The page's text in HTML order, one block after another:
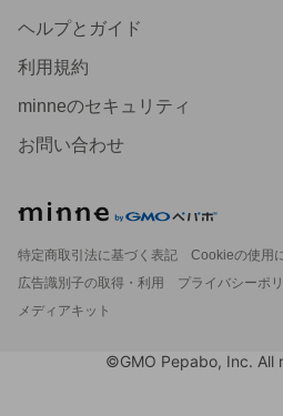
ヘルプとガイド
利用規約
minneのセキュリティ
お問い合わせ
特定商取引法に基づく表記
Cookieの使用
広告識別子の取得・利用
プライバシーポ
メディアキット
©GMO Pepabo, Inc. All